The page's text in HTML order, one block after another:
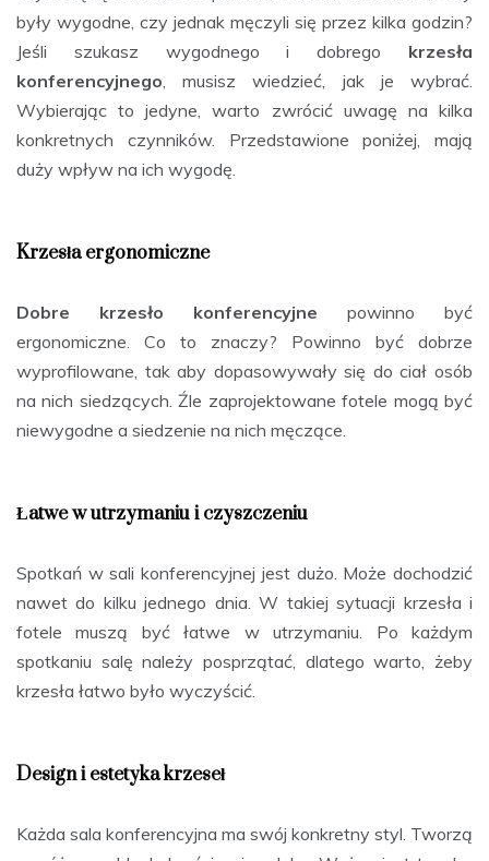
były wygodne, czy jednak męczyli się przez kilka godzin?
Jeśli szukasz wygodnego i dobrego krzesła
konferencyjnego , musisz wiedzieć, jak je wybrać.
Wybierając to jedyne, warto zwrócić uwagę na kilka
konkretnych czynników. Przedstawione poniżej, mają
duży wpływ na ich wygodę.
Krzesła ergonomiczne
Dobre krzesło konferencyjne powinno być
ergonomiczne. Co to znaczy? Powinno być dobrze
wyprofilowane, tak aby dopasowywały się do ciał osób
na nich siedzących. Źle zaprojektowane fotele mogą być
niewygodne a siedzenie na nich męczące.
Łatwe w utrzymaniu i czyszczeniu
Spotkań w sali konferencyjnej jest dużo. Może dochodzić
nawet do kilku jednego dnia. W takiej sytuacji krzesła i
fotele muszą być łatwe w utrzymaniu. Po każdym
spotkaniu salę należy posprzątać, dlatego warto, żeby
krzesła łatwo było wyczyścić.
Design i estetyka krzeseł
Każda sala konferencyjna ma swój konkretny styl. Tworzą